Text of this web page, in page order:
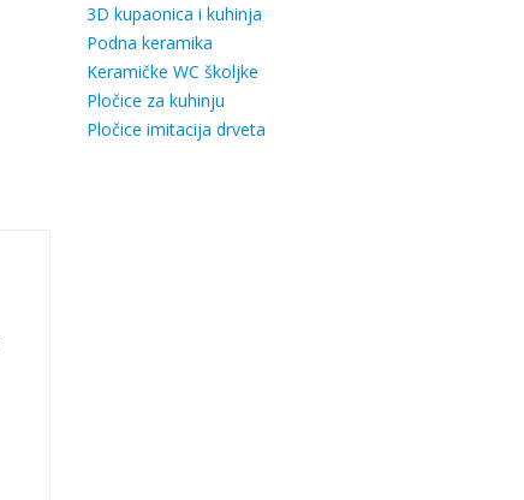
3D kupaonica i kuhinja
Podna keramika
Keramičke WC školjke
Pločice za kuhinju
Pločice imitacija drveta